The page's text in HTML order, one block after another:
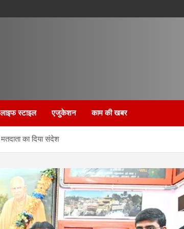
लाइफ स्टाइल एजुकेशन काम की खबर
का दिया संदेश